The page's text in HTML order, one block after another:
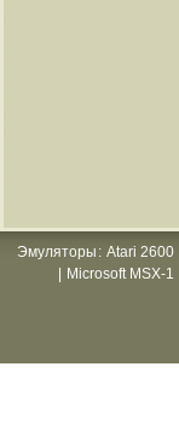
Эмуляторы : Atari 2600
Microsoft MSX-1